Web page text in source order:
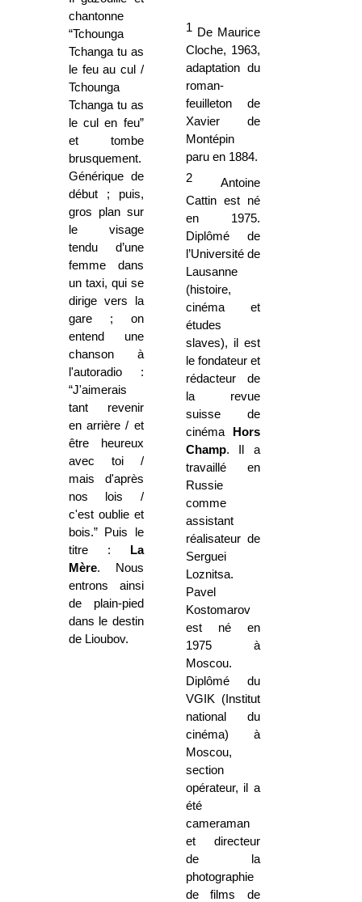
chantonne
“Tchounga
Tchanga tu as
le feu au cul /
Tchounga
Tchanga tu as
le cul en feu”
et tombe
brusquement.
Générique de
début ; puis,
gros plan sur
le visage
tendu d’une
femme dans
un taxi, qui se
dirige vers la
gare ; on
entend une
chanson à
l'autoradio :
“J'aimerais
tant revenir
en arrière / et
être heureux
avec toi /
mais d'après
nos lois /
c'est oublie et
bois.” Puis le
titre : La
Mère. Nous
entrons ainsi
de plain-pied
dans le destin
de Lioubov.
1 De Maurice
Cloche, 1963,
adaptation du
roman-
feuilleton de
Xavier de
Montépin
paru en 1884.
2 Antoine
Cattin est né
en 1975.
Diplômé de
l’Université de
Lausanne
(histoire,
cinéma et
études
slaves), il est
le fondateur et
rédacteur de
la revue
suisse de
cinéma Hors
Champ. Il a
travaillé en
Russie
comme
assistant
réalisateur de
Serguei
Loznitsa.
Pavel
Kostomarov
est né en
1975 à
Moscou.
Diplômé du
VGIK (Institut
national du
cinéma) à
Moscou,
section
opérateur, il a
été
cameraman
et directeur
de la
photographie
de films de